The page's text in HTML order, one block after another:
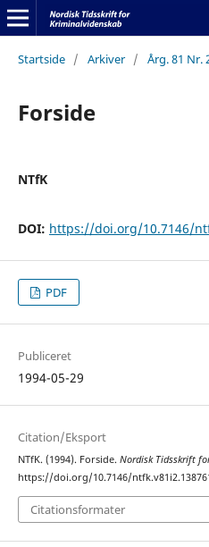
Startside / Arkiver / Årg. 81 Nr.
Forside
NTfK
DOI: https://doi.org/10.7146/
PDF
Publiceret
1994-05-29
Citation/Eksport
NTfK. (1994). Forside. Nordisk Tidsskrift
https://doi.org/10.7146/
Citationsformater